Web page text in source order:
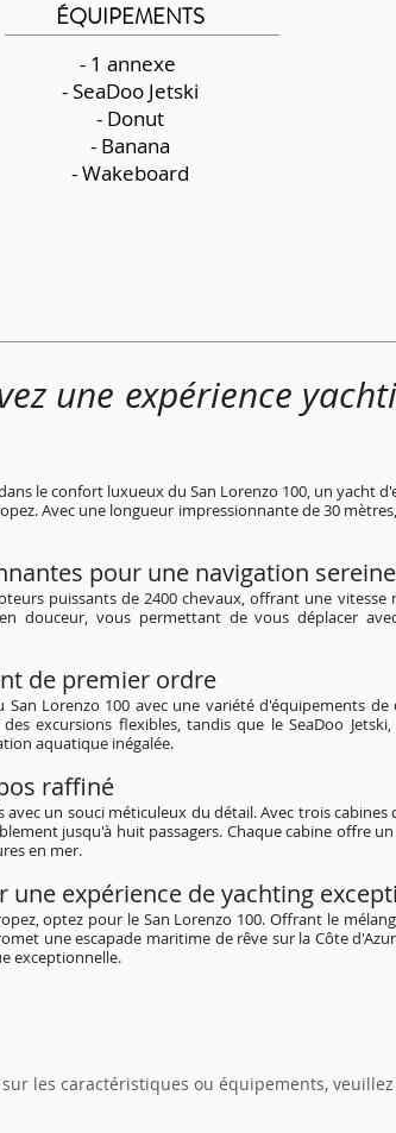
ÉQUIPEMENTS
- 1 annexe
- SeaDoo Jetski
- Donut
- Banana
- Wakeboard
une expérience
le confort luxueux du San Lorenzo 100, un yacht
Avec une longueur impressionnante de 30
pour une navigation sereine
puissants de 2400 chevaux, offrant une vitesse
douceur, vous permettant de vous déplacer
de premier ordre
Lorenzo 100 avec une variété d'équipements
excursions flexibles, tandis que le SeaDoo
aquatique inégalée.
raffiné
avec un souci méticuleux du détail. Avec trois
jusqu'à huit passagers. Chaque cabine offre
en mer.
une expérience de yachting
optez pour le San Lorenzo 100. Offrant le
une escapade maritime de rêve sur la Côte
exceptionnelle.
les caractéristiques ou équipements,